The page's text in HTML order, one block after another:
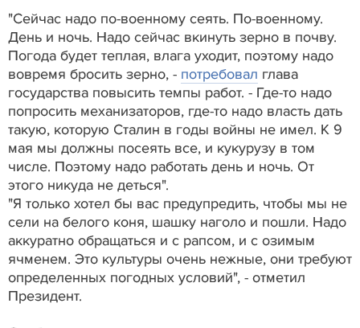
"Сейчас надо по-военному сеять. По-военному.
День и ночь. Надо сейчас вкинуть зерно в почву.
Погода будет теплая, влага уходит, поэтому надо
вовремя бросить зерно, - потребовал глава
государства повысить темпы работ. - Где-то надо
попросить механизаторов, где-то надо власть дать
такую, которую Сталин в годы войны не имел. К 9
мая мы должны посеять все, и кукурузу в том
числе. Поэтому надо работать день и ночь. От
этого никуда не деться".
"Я только хотел бы вас предупредить, чтобы мы не
сели на белого коня, шашку наголо и пошли. Надо
аккуратно обращаться и с рапсом, и с озимым
ячменем. Это культуры очень нежные, они требуют
определенных погодных условий", - отметил
Президент.